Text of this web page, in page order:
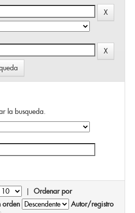
la busqueda.
| Ordenar por
orden
Autor/registro